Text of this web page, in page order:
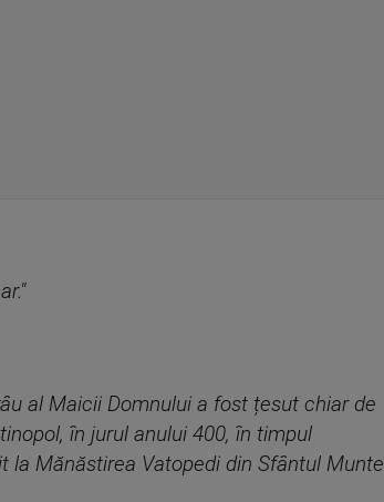
al Maicii Domnului a fost țesut chiar de
în jurul anului 400, în timpul
la Mănăstirea Vatopedi din Sfântul Munte